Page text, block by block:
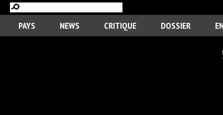
PAYS NEWS CRITIQUE DOSSIER